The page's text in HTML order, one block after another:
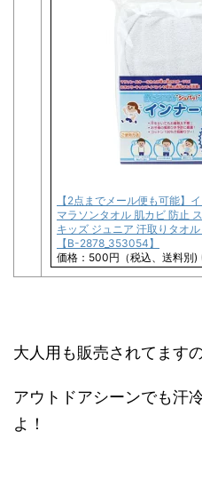
【2点までメール便も可能】
マラソンタオル 肌カビ 防止
キッズ ジュニア 汗取りタオ
【B-2878_353054】
価格：500円（税込、送料別)
大人用も販売されてます
アウトドアシーンでも汗
よ！